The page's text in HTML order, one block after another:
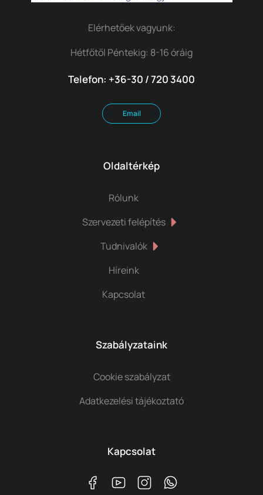
Elérhetőek vagyunk:
Hétfőtől Péntekig: 8-16 óráig
Telefon: +36-30 / 720 3400
Email
Oldaltérkép
Rólunk
Szervezeti felépítés
Tudnivalók
Híreink
Kapcsolat
Szabályzataink
Cookie szabályzat
Adatkezelési tájékoztató
Kapcsolat